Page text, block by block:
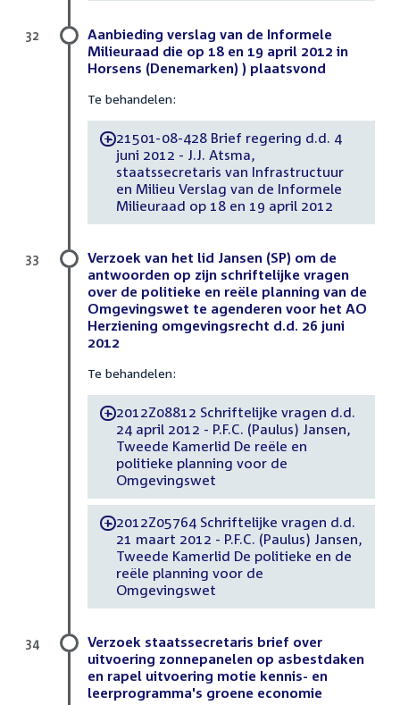
Aanbieding verslag van de Informele
Milieuraad die op 18 en 19 april 2012 in
Horsens (Denemarken) ) plaatsvond
Te behandelen:
-21501-08-428 Brief regering d.d. 4
juni 2012 - J.J. Atsma,
staatssecretaris van Infrastructuur
en Milieu Verslag van de Informele
Milieuraad op 18 en 19 april 2012
32
Verzoek van het lid Jansen (SP) om de
antwoorden op zijn schriftelijke vragen
over de politieke en reële planning van de
Omgevingswet te agenderen voor het AO
Herziening omgevingsrecht d.d. 26 juni
2012
Te behandelen:
-2012Z08812 Schriftelijke vragen d.d.
24 april 2012 - P.F.C. (Paulus) Jansen,
Tweede Kamerlid De reële en
politieke planning voor de
Omgevingswet
-2012Z05764 Schriftelijke vragen d.d.
21 maart 2012 - P.F.C. (Paulus) Jansen,
Tweede Kamerlid De politieke en de
reële planning voor de
Omgevingswet
33
Verzoek staatssecretaris brief over
uitvoering zonnepanelen op asbestdaken
en rapel uitvoering motie kennis- en
leerprogramma's groene economie
34